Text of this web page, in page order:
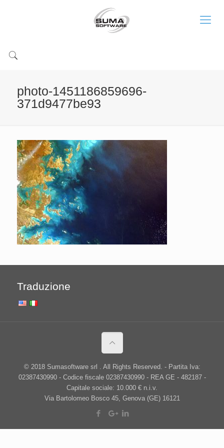
photo-1451186859696-
371d9477be93
Traduzione
© 2018 Sumasoftware srl . All Rights Reserved. - Partita Iva:
02387430990 - Codice fiscale 02387430990 - REA GE - 482187 -
Capitale sociale: 10.000 € n.i.v.
Via Bartolomeo Bosco 45, Genova (GE) 16121